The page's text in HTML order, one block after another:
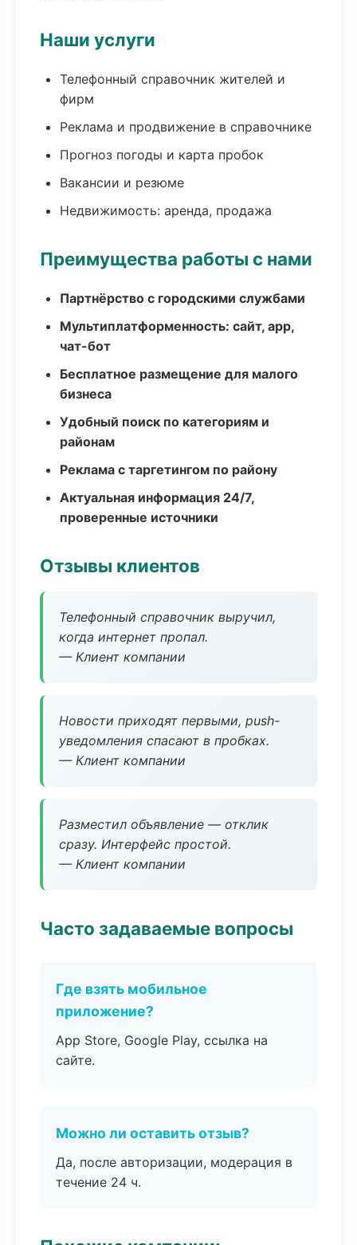
Наши услуги
Телефонный справочник жителей и
фирм
Реклама и продвижение в справочнике
Прогноз погоды и карта пробок
Вакансии и резюме
Недвижимость: аренда, продажа
Преимущества работы с нами
Партнёрство с городскими службами
Мультиплатформенность: сайт, app,
чат-бот
Бесплатное размещение для малого
бизнеса
Удобный поиск по категориям и
районам
Реклама с таргетингом по району
Актуальная информация 24/7,
проверенные источники
Отзывы клиентов
Телефонный справочник выручил,
когда интернет пропал.
— Клиент компании
Новости приходят первыми, push-
уведомления спасают в пробках.
— Клиент компании
Разместил объявление — отклик
сразу. Интерфейс простой.
— Клиент компании
Часто задаваемые вопросы
Где взять мобильное
приложение?
App Store, Google Play, ссылка на
сайте.
Можно ли оставить отзыв?
Да, после авторизации, модерация в
течение 24 ч.